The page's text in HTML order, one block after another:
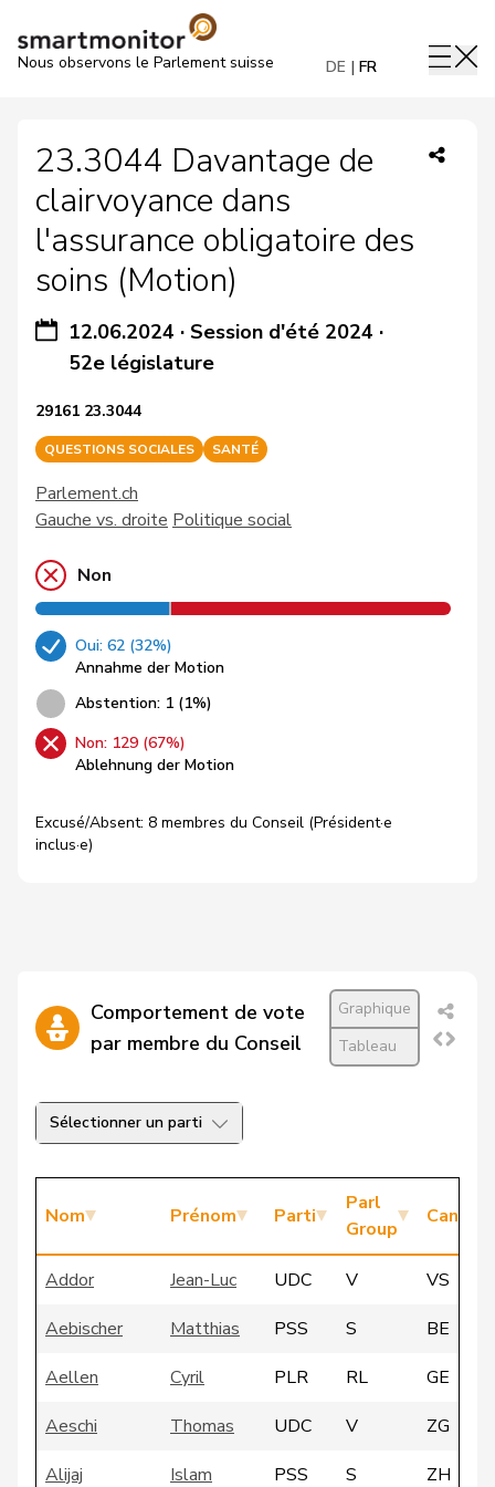
Nous observons le Parlement suisse DE FR
23.3044 Davantage de
clairvoyance dans
l'assurance obligatoire des
soins (Motion)
12.06.2024 · Session d'été 2024 ·
52e législature
29161 23.3044
QUESTIONS SOCIALES SANTÉ
Parlement.ch
Gauche vs. droite Politique social
Non
Oui: 62 (32%)
Annahme der Motion
Abstention: 1 (1%)
Non: 129 (67%)
Ablehnung der Motion
Excusé/Absent: 8 membres du Conseil (Président·e
inclus·e)
Comportement de vote
par membre du Conseil
Graphique
Tableau
Sélectionner un parti
Nom Prénom Parti
Parl
Group
Canton
Addor Jean-Luc UDC V
VS
Aebischer
Matthias PSS S
BE
Aellen
Cyril PLR RL
GE
Aeschi
Thomas UDC V
ZG
Alijaj
Islam PSS S
ZH